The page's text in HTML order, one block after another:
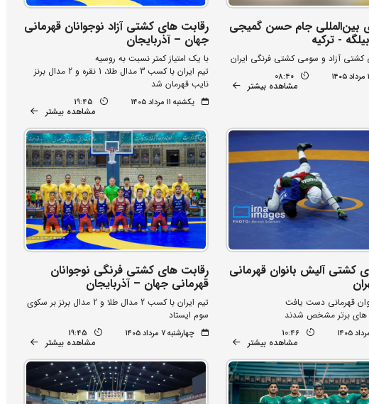
بین‌المللی جام حسن گمیجی
- ترکیه
کشتی آزاد و سومی کشتی فرنگی ایران
08:40
مشاهده بیشتر
رقابت های کشتی آزاد نوجوانان قهرمانی
جهان – آذربایجان
با یک امتیاز کمتر نسبت به روسیه
تیم ایران با کسب 3 مدال طلا، 1 نقره و 2 مدال برنز
نایب قهرمان شد
یکشنبه ۱۱ مرداد ۱۴۰۵ 19:45
مشاهده بیشتر
کشتی آلیش بانوان قهرمانی
قهرمانی دست یافت
های برتر مشخص شدند
10:46
مشاهده بیشتر
رقابت های کشتی فرنگی نوجوانان
قهرمانی جهان – آذربایجان
تیم ایران با کسب 2 مدال طلا و 2 مدال برنز بر سکوی
سوم ایستاد
چهارشنبه ۷ مرداد ۱۴۰۵ 19:45
مشاهده بیشتر